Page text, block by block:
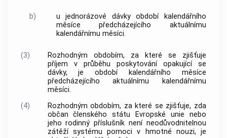
b)
u jednorázové dávky období kalendářního
měsíce předcházejícího aktuálnímu
kalendářnímu měsíci.
(3)
Rozhodným obdobím, za které se zjišťuje
příjem v průběhu poskytování opakující se
dávky, je období kalendářního měsíce
předcházejícího aktuálnímu kalendářnímu
měsíci.
(4)
Rozhodným obdobím, za které se zjišťuje, zda
občan členského státu Evropské unie nebo
jeho rodinný příslušník není neodůvodnitelnou
zátěží systému pomoci v hmotné nouzi, je